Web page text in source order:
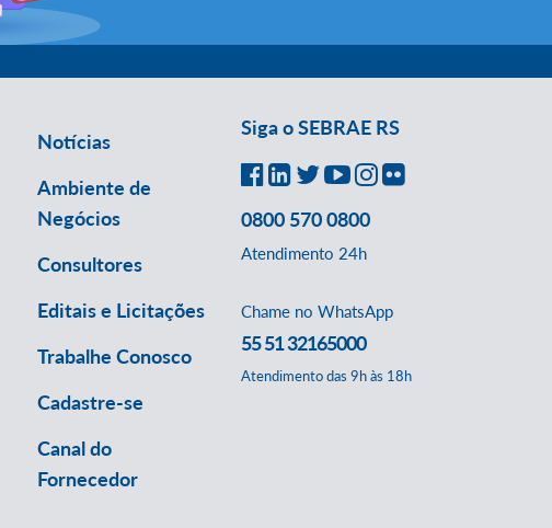
Notícias
Ambiente de
Negócios
Consultores
Editais e Licitações
Trabalhe Conosco
Cadastre-se
Canal do
Fornecedor
Siga o SEBRAE RS
0800 570 0800
Atendimento 24h
Chame no WhatsApp
55 51 32165000
Atendimento das 9h às 18h